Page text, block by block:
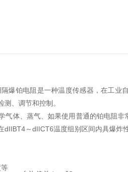
爆铂电阻是一种温度传感器，在工
、调节和控制。
气体、蒸气、如果使用普通的铂电阻
～dIICT6温度组别区间内具爆炸